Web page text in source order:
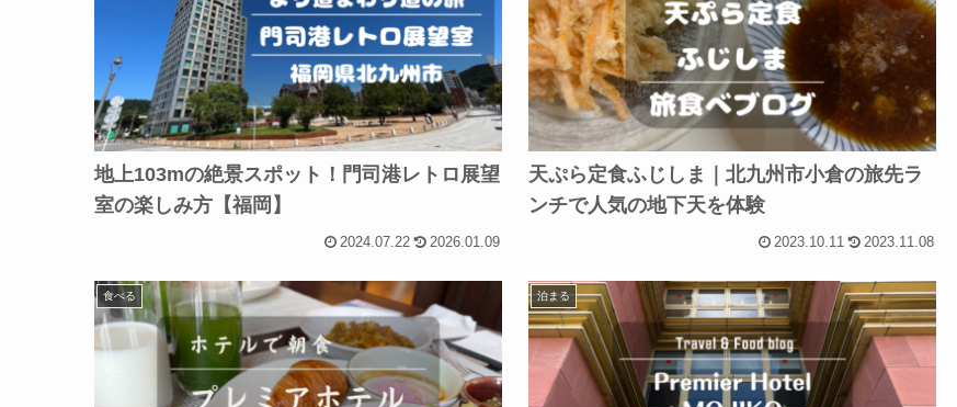
地上103mの絶景スポット！門司港レトロ展望
室の楽しみ方【福岡】
2024.07.22 2026.01.09
天ぷら定食ふじしま｜北九州市小倉の旅先ラ
ンチで人気の地下天を体験
2023.10.11 2023.11.08
食べる 泊まる